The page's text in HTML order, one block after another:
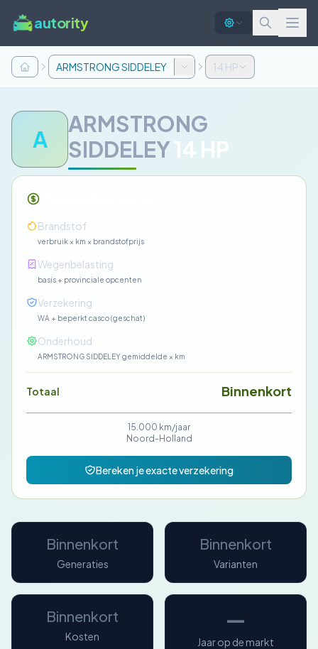
autority
ARMSTRONG SIDDELEY 14 HP
A
ARMSTRONG
SIDDELEY14 HP
Brandstof
verbruik × km × brandstofprijs
Wegenbelasting
basis + provinciale opcenten
Verzekering
WA + beperkt casco (geschat)
Onderhoud
ARMSTRONG SIDDELEY gemiddelde × km
Totaal Binnenkort
15.000 km/jaar
Noord-Holland
Bereken je exacte verzekering
Binnenkort
Generaties
Binnenkort
Varianten
Binnenkort
Kosten
—
Jaar op de markt